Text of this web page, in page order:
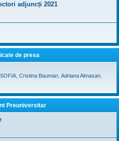
adjuncți 2021
de presa
Cristina Bauman Adriana Almasan
Preuniversitar